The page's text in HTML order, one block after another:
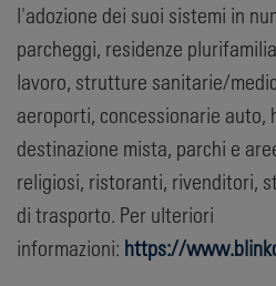
l'adozione dei suoi sistemi in
parcheggi, residenze
lavoro, strutture sanitarie/
aeroporti, concessionarie auto,
destinazione mista, parchi e
religiosi, ristoranti, rivenditori,
di trasporto. Per ulteriori
informazioni: https://